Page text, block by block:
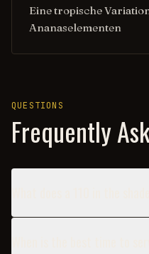
Eine tropische
Ananaselementen
QUESTIONS
Frequently